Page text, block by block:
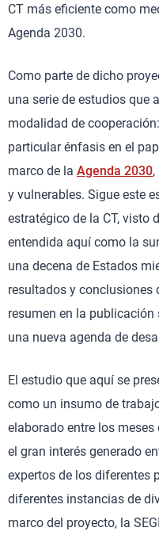
CT más eficiente como
Agenda 2030.
Como parte de dicho
una serie de estudios que
modalidad de
particular énfasis en el
marco de la Agenda 2030
y vulnerables. Sigue este
estratégico de la CT, visto
entendida aquí como la
una decena de Estados
resultados y conclusiones
resumen en la
una nueva agenda de
El estudio que aquí se
como un insumo de
elaborado entre los
el gran interés generado
expertos de los diferentes
diferentes instancias de
marco del proyecto, la